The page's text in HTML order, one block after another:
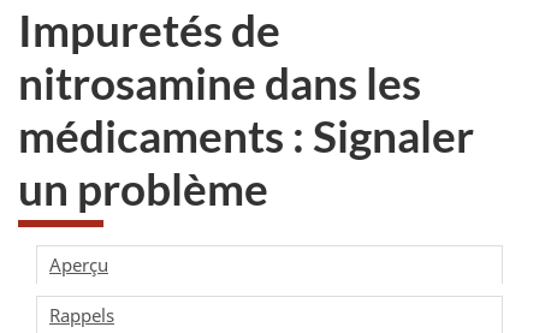
Impuretés de
nitrosamine dans les
médicaments : Signaler
un problème
Aperçu
Rappels